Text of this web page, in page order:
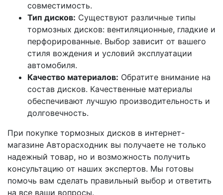
совместимость.
Тип дисков: Существуют различные типы
тормозных дисков: вентиляционные, гладкие и
перфорированные. Выбор зависит от вашего
стиля вождения и условий эксплуатации
автомобиля.
Качество материалов: Обратите внимание на
состав дисков. Качественные материалы
обеспечивают лучшую производительность и
долговечность.
При покупке тормозных дисков в интернет-
магазине Авторасходник вы получаете не только
надежный товар, но и возможность получить
консультацию от наших экспертов. Мы готовы
помочь вам сделать правильный выбор и ответить
на все ваши вопросы.